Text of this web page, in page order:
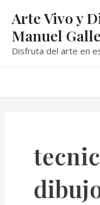
contenido
Arte Vivo y
Manuel
Disfruta del arte en